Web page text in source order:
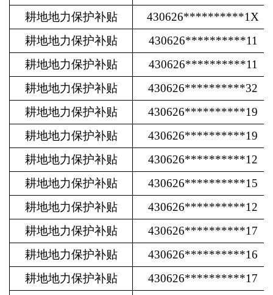
耕地地力保护补贴
430626**********1X
耕地地力保护补贴
430626**********11
耕地地力保护补贴
430626**********11
耕地地力保护补贴
430626**********32
耕地地力保护补贴
430626**********19
耕地地力保护补贴
430626**********19
耕地地力保护补贴
430626**********12
耕地地力保护补贴
430626**********15
耕地地力保护补贴
430626**********12
耕地地力保护补贴
430626**********17
耕地地力保护补贴
430626**********16
耕地地力保护补贴
430626**********17